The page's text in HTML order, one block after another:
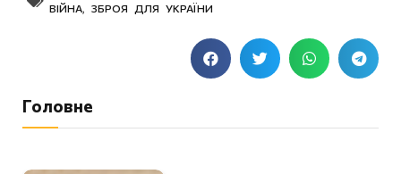
ВІЙНА, ЗБРОЯ ДЛЯ УКРАЇНИ
Головне